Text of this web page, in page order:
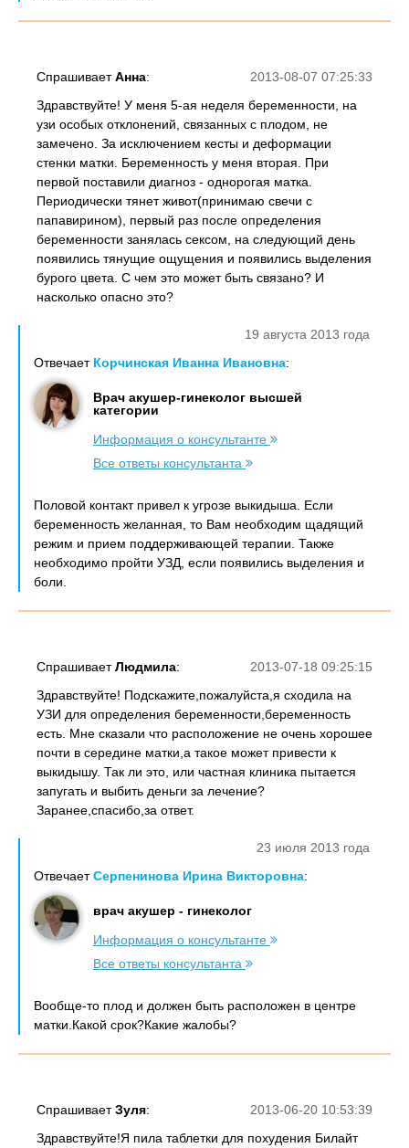
2013-08-07 07:25:33
СпрашиваетАнна:
Здравствуйте! У меня 5-ая неделя беременности, на
узи особых отклонений, связанных с плодом, не
замечено. За исключением кесты и деформации
стенки матки. Беременность у меня вторая. При
первой поставили диагноз - однорогая матка.
Периодически тянет живот(принимаю свечи с
папавирином), первый раз после определения
беременности занялась сексом, на следующий день
появились тянущие ощущения и появились выделения
бурого цвета. С чем это может быть связано? И
насколько опасно это?
19 августа 2013 года
Отвечает Корчинская Иванна Ивановна:
Врач акушер-гинеколог высшей
категории
Информация о консультанте
Все ответы консультанта
Половой контакт привел к угрозе выкидыша. Если
беременность желанная, то Вам необходим щадящий
режим и прием поддерживающей терапии. Также
необходимо пройти УЗД, если появились выделения и
боли.
2013-07-18 09:25:15
СпрашиваетЛюдмила:
Здравствуйте! Подскажите,пожалуйста,я сходила на
УЗИ для определения беременности,беременность
есть. Мне сказали что расположение не очень хорошее
почти в середине матки,а такое может привести к
выкидышу. Так ли это, или частная клиника пытается
запугать и выбить деньги за лечение?
Заранее,спасибо,за ответ.
23 июля 2013 года
ОтвечаетСерпенинова Ирина Викторовна:
врач акушер - гинеколог
Информация о консультанте
Все ответы консультанта
Вообще-то плод и должен быть расположен в центре
матки.Какой срок?Какие жалобы?
2013-06-20 10:53:39
СпрашиваетЗуля:
Здравствуйте!Я пила таблетки для похудения Билайт